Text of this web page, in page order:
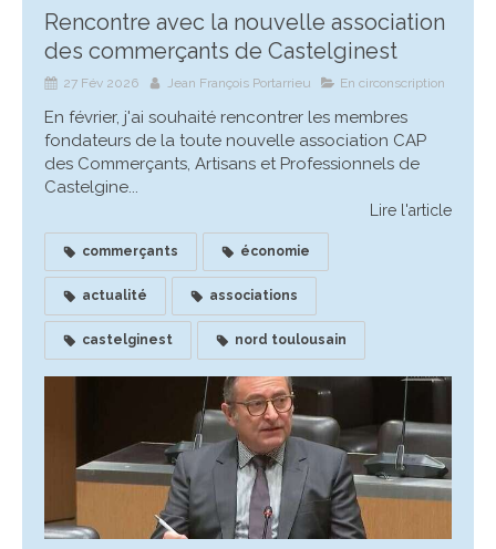
Rencontre avec la nouvelle association
des commerçants de Castelginest
27 Fév 2026 Jean François Portarrieu En circonscription
En février, j'ai souhaité rencontrer les membres
fondateurs de la toute nouvelle association CAP
des Commerçants, Artisans et Professionnels de
Castelgine...
Lire l'article
commerçants économie
actualité associations
castelginest nord toulousain